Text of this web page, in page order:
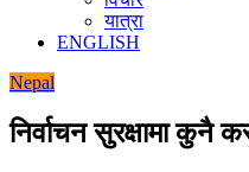
यात्रा
ENGLISH
Nepal
निर्वाचन सुरक्षामा कुनै